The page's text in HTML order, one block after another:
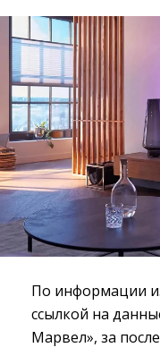
По информации
ссылкой на
Марвел», за